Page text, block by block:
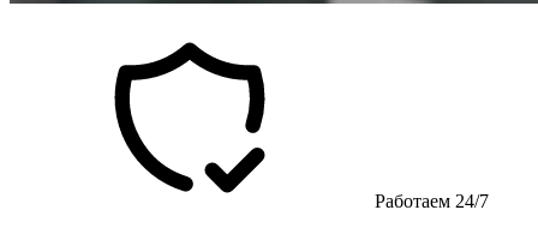
Работаем 24/7